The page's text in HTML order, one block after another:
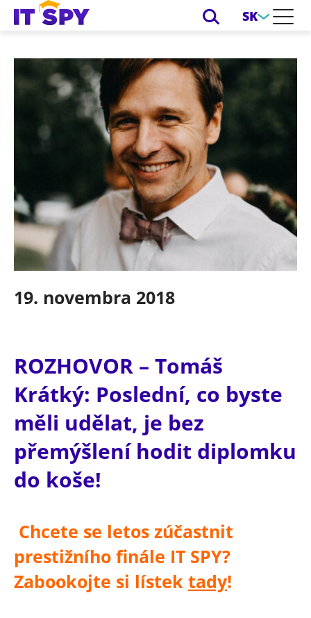
SK
19. novembra 2018
ROZHOVOR – Tomáš
Krátký: Poslední, co byste
měli udělat, je bez
přemýšlení hodit diplomku
do koše!
Chcete se letos zúčastnit
prestižního finále IT SPY?
Zabookojte si lístek tady!